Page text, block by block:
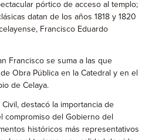
pórtico de acceso al templo;
datan de los años 1818 y 1820
Francisco Eduardo
Francisco se suma a las que
Obra Pública en la Catedral y en el
de Celaya.
destacó la importancia de
compromiso del Gobierno del
históricos más representativos